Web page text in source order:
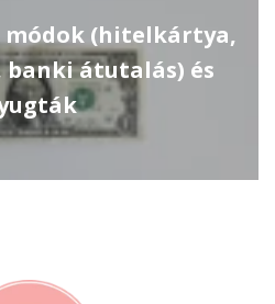
módok (hitelkártya,
átutalás) és